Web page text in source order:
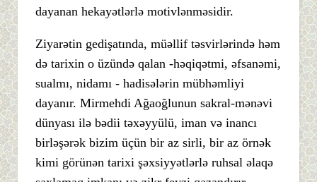
dayanan hekayətlərlə motivlənməsidir.
Ziyarətin gedişatında, müəllif təsvirlərində həm
də tarixin o üzündə qalan -həqiqətmi, əfsanəmi,
sualmı, nidamı - hadisələrin mübhəmliyi
dayanır. Mirmehdi Ağaoğlunun sakral-mənəvi
dünyası ilə bədii təxəyyülü, iman və inancı
birləşərək bizim üçün bir az sirli, bir az örnək
kimi görünən tarixi şəxsiyyətlərlə ruhsal əlaqə